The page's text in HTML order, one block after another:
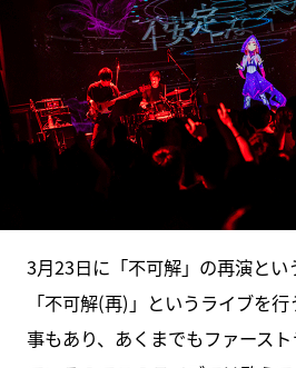
3月23日に「不可解」の再演と
「不可解(再)」というライブを
事もあり、あくまでもファース